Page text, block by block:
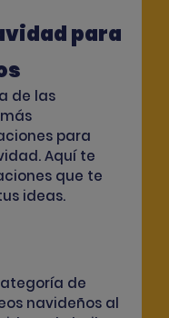
para
de las
para
Aquí te
que te
ideas.
de
navideños al